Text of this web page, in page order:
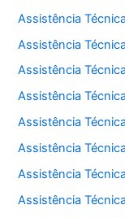
Assistência
Assistência
Assistência
Assistência
Assistência
Assistência
Assistência
Assistência